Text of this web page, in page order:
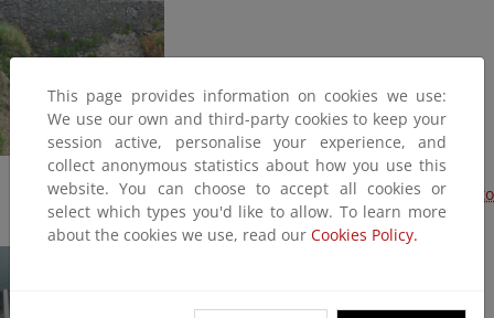
Entorno Santa Katalina. Reconstrucción sostenimiento
paseo público (Plan litoral 2014, Terminada)
This page provides information on cookies we use:
We use our own and third-party cookies to keep your
session active, personalise your experience, and
collect anonymous statistics about how you use this
website. You can choose to accept all cookies or
select which types you'd like to allow. To learn more
about the cookies we use, read our Cookies Policy.